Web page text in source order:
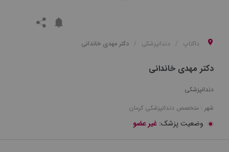
داکتاپ دندانپزشکی دکتر مهدی خاندانی
دکتر مهدی خاندانی
دندانپزشکی
شهر : متخصص دندانپزشکی کرمان
وضعیت پزشک: غیر عضو